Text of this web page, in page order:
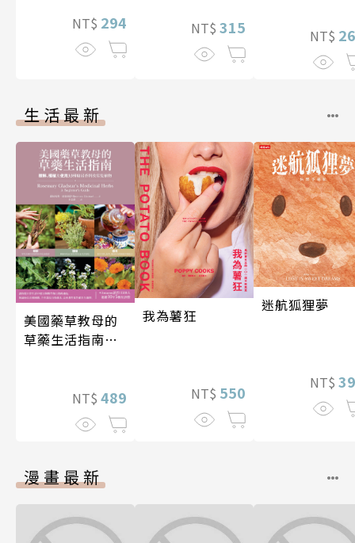
技藝的祕密 人人
伽利略45
NT$ 294 NT$ 315 NT$
生活最新
美國藥草教母的
草藥生活指南
NT$ 489
我為薯狂
NT$ 550
迷航狐狸夢
NT$
漫畫最新